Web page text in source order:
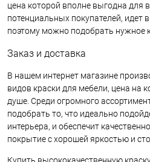
цена которой вполне выгодна для
потенциальных покупателей, идет
поэтому можно подобрать нужное
Заказ и доставка
В нашем интернет магазине
видов краски для мебели, цена на
душе. Среди огромного
подобрать то, что идеально
интерьера, и обеспечит
покрытие с хорошей яркостью и